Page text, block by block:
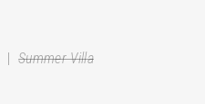
|Summer Villa